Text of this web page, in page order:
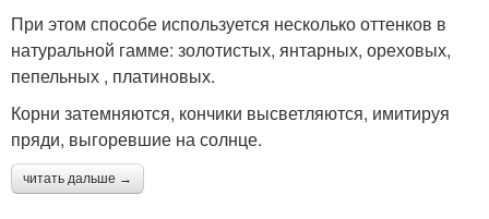
При этом способе используется несколько оттенков в
натуральной гамме: золотистых, янтарных, ореховых,
пепельных , платиновых.
Корни затемняются, кончики высветляются, имитируя
пряди, выгоревшие на солнце.
читать дальше →